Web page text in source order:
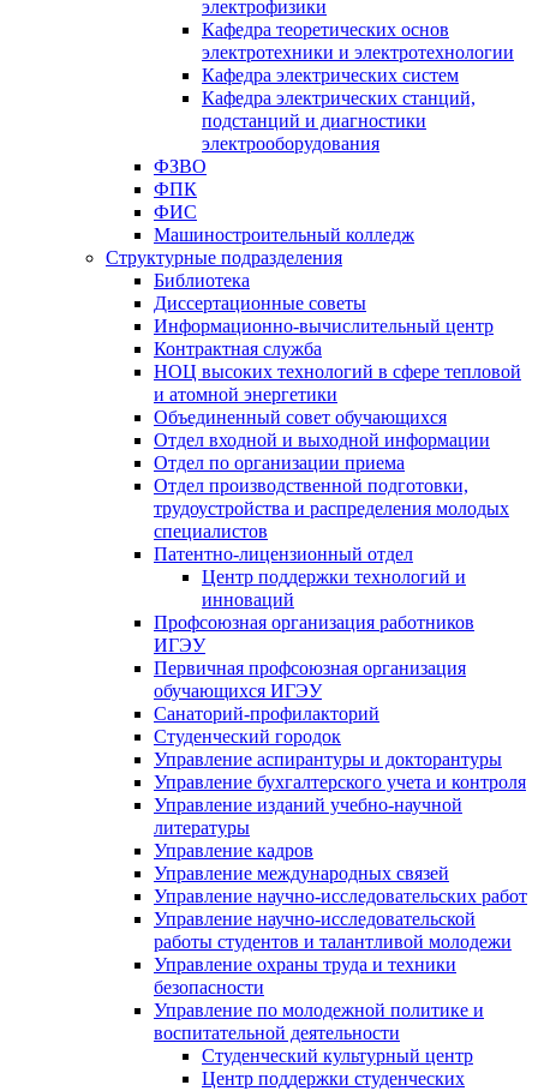
электрофизики
Кафедра теоретических основ
электротехники и электротехнологии
Кафедра электрических систем
Кафедра электрических станций,
подстанций и диагностики
электрооборудования
ФЗВО
ФПК
ФИС
Машиностроительный колледж
Структурные подразделения
Библиотека
Диссертационные советы
Информационно-вычислительный центр
Контрактная служба
НОЦ высоких технологий в сфере тепловой
и атомной энергетики
Объединенный совет обучающихся
Отдел входной и выходной информации
Отдел по организации приема
Отдел производственной подготовки,
трудоустройства и распределения молодых
специалистов
Патентно-лицензионный отдел
Центр поддержки технологий и
инноваций
Профсоюзная организация работников
ИГЭУ
Первичная профсоюзная организация
обучающихся ИГЭУ
Санаторий-профилакторий
Студенческий городок
Управление аспирантуры и докторантуры
Управление бухгалтерского учета и контроля
Управление изданий учебно-научной
литературы
Упpавление кадpов
Управление международных связей
Управление научно-исследовательских работ
Управление научно-исследовательской
работы студентов и талантливой молодежи
Управление охраны труда и техники
безопасности
Управление по молодежной политике и
воспитательной деятельности
Студенческий культурный центр
Центр поддержки студенческих